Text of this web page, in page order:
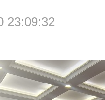
23:09:32